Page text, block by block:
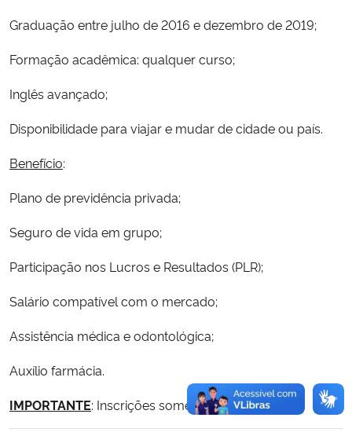
Gabinete de Segurança Institucional
Planalto
Graduação entre julho de 2016 e dezembro de 2019;
Formação acadêmica: qualquer curso;
Inglês avançado;
Disponibilidade para viajar e mudar de cidade ou país.
Benefício:
Plano de previdência privada;
Seguro de vida em grupo;
Participação nos Lucros e Resultados (PLR);
Salário compatível com o mercado;
Assistência médica e odontológica;
Auxílio farmácia.
IMPORTANTE: Inscrições somente pelolink.